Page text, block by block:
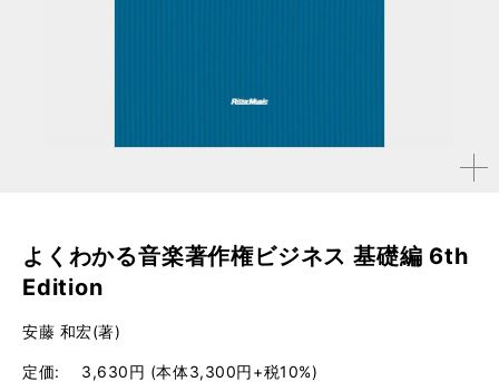
拡大す
よくわかる音楽著作権ビジネス 基礎編 6th
Edition
安藤 和宏(著)
定価
3,630円 (本体3,300円+税10%)